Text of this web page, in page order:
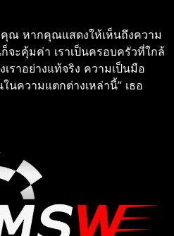
ณ หากคุณแสดงให้เห็นถึงความ
จะคุ้มค่า เราเป็นครอบครัวที่ใกล้
ราอย่างแท้จริง ความเป็นมือ
นความแตกต่างเหล่านี้” เธอ